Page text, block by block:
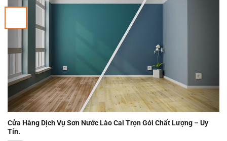
Cửa Hàng Dịch Vụ Sơn Nước Lào Cai Trọn Gói Chất Lượng – Uy
Tín.